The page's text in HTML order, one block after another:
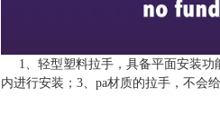
1、轻型塑料拉手，具备平面安装
内进行安装；3、pa材质的拉手，不会